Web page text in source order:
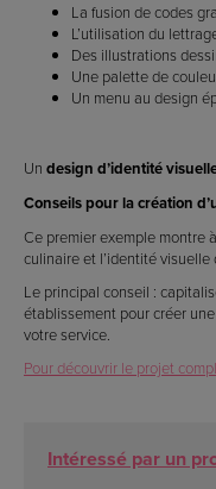
La fusion de codes
L’utilisation du
Des illustrations
Une palette de
Un menu au design
Un design d’identité
Conseils pour la création
Ce premier exemple montre
culinaire et l’identité visuelle
Le principal conseil :
établissement pour créer
votre service.
Pour découvrir le projet
Intéressé par un